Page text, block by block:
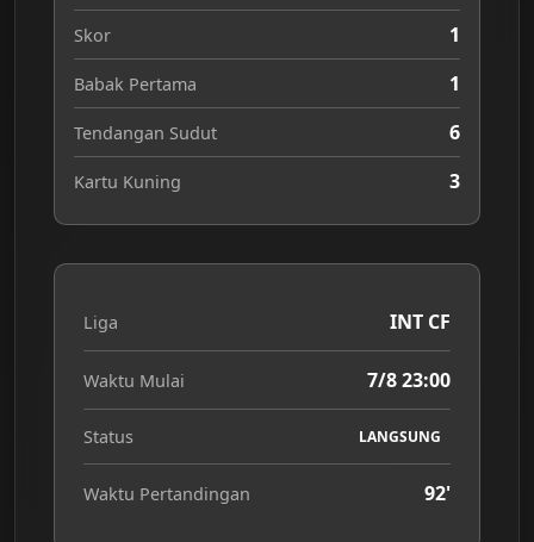
Skor 1
Babak Pertama 1
Tendangan Sudut 6
Kartu Kuning 3
Liga INT CF
Waktu Mulai 7/8 23:00
Status LANGSUNG
Waktu Pertandingan 92'